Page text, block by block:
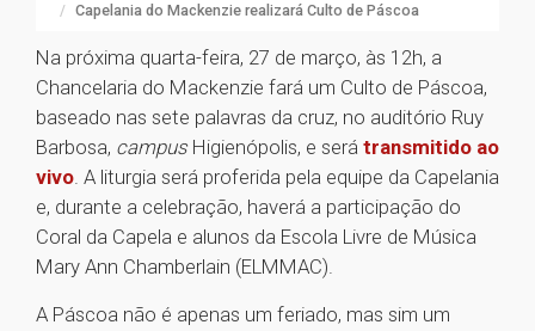
Capelania do Mackenzie realizará Culto de Páscoa
Na próxima quarta-feira, 27 de março, às 12h, a
Chancelaria do Mackenzie fará um Culto de Páscoa,
baseado nas sete palavras da cruz, no auditório Ruy
Barbosa, campus Higienópolis, e será transmitido ao
vivo. A liturgia será proferida pela equipe da Capelania
e, durante a celebração, haverá a participação do
Coral da Capela e alunos da Escola Livre de Música
Mary Ann Chamberlain (ELMMAC).
A Páscoa não é apenas um feriado, mas sim um